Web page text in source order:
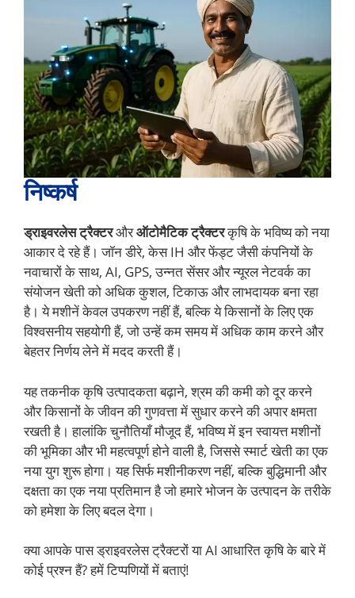
निष्कर्ष
ड्राइवरलेस ट्रैक्टरऔरऑटोमैटिक ट्रैक्टरकृषि के भविष्य को नया
आकार दे रहे हैं। जॉन डीरे, केस IH और फेंड्ट जैसी कंपनियों के
नवाचारों के साथ, AI, GPS, उन्नत सेंसर और न्यूरल नेटवर्क का
संयोजन खेती को अधिक कुशल, टिकाऊ और लाभदायक बना रहा
है। ये मशीनें केवल उपकरण नहीं हैं, बल्कि ये किसानों के लिए एक
विश्वसनीय सहयोगी हैं, जो उन्हें कम समय में अधिक काम करने और
बेहतर निर्णय लेने में मदद करती हैं।
यह तकनीक कृषि उत्पादकता बढ़ाने, श्रम की कमी को दूर करने
और किसानों के जीवन की गुणवत्ता में सुधार करने की अपार क्षमता
रखती है। हालांकि चुनौतियाँ मौजूद हैं, भविष्य में इन स्वायत्त मशीनों
की भूमिका और भी महत्वपूर्ण होने वाली है, जिससे स्मार्ट खेती का एक
नया युग शुरू होगा। यह सिर्फ मशीनीकरण नहीं, बल्कि बुद्धिमानी और
दक्षता का एक नया प्रतिमान है जो हमारे भोजन के उत्पादन के तरीके
को हमेशा के लिए बदल देगा।
क्या आपके पास ड्राइवरलेस ट्रैक्टरों या AI आधारित कृषि के बारे में
कोई प्रश्न हैं? हमें टिप्पणियों में बताएं!